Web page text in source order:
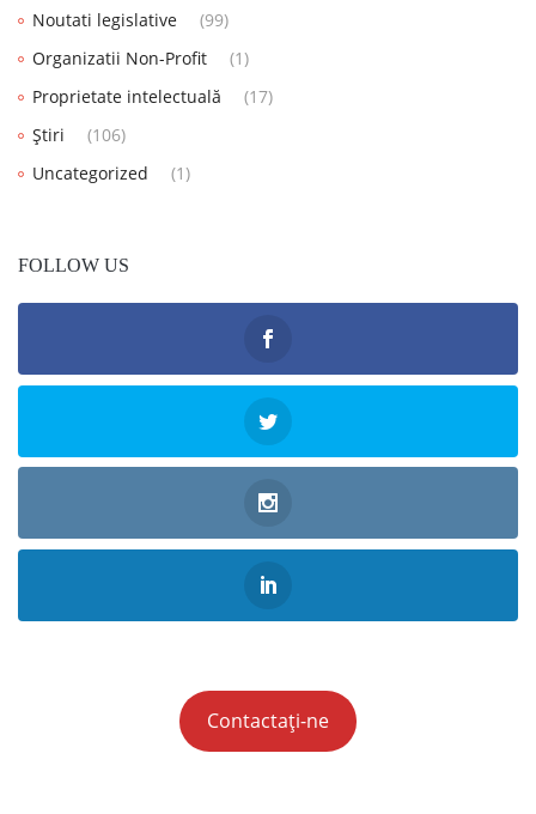
Noutati legislative
(99)
Organizatii Non-Profit
(1)
Proprietate intelectuală
(17)
Știri
(106)
Uncategorized
(1)
FOLLOW US
Contactați-ne